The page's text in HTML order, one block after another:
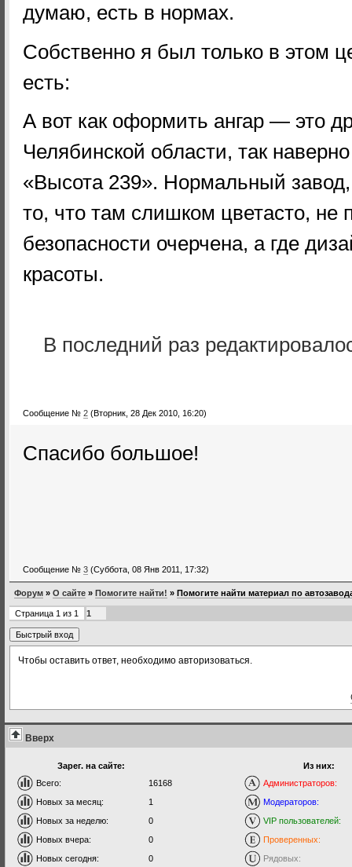
думаю, есть в нормах.
Собственно я был только в этом
есть:
А вот как оформить ангар — это
Челябинской области, так
«Высота 239». Нормальный
то, что там слишком цветасто, не
безопасности очерчена, а где
красоты.
В последний раз
Сообщение № 2 (Вторник, 28 Дек 2010, 16:20)
Спасибо большое!
Сообщение № 3 (Суббота, 08 Янв 2011, 17:32)
Форум » О сайте » Помогите найти! » Помогите найти материал по
Страница 1 из 1 1
Чтобы оставить ответ, необходимо авторизоваться.
Вверх
Зарег. на сайте:
Всего:
16168
Новых за месяц:
1
Новых за неделю:
0
Новых вчера:
0
Новых сегодня:
0
Из них:
Администраторов:
Модераторов:
VIP пользователей:
Проверенных:
Рядовых: